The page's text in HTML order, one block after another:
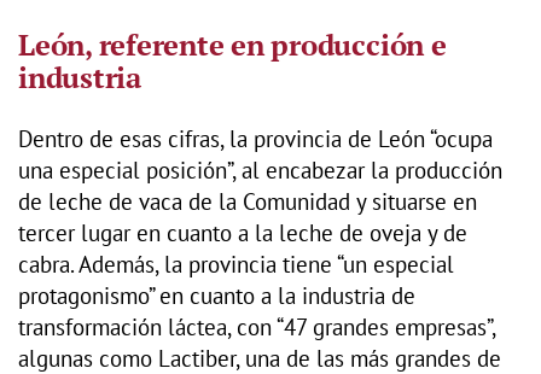
León, referente en producción e
industria
Dentro de esas cifras, la provincia de León “ocupa
una especial posición”, al encabezar la producción
de leche de vaca de la Comunidad y situarse en
tercer lugar en cuanto a la leche de oveja y de
cabra. Además, la provincia tiene “un especial
protagonismo” en cuanto a la industria de
transformación láctea, con “47 grandes empresas”,
algunas como Lactiber, una de las más grandes de